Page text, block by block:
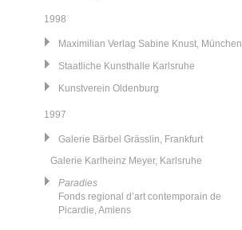
1998
Maximilian Verlag Sabine Knust, München
Staatliche Kunsthalle Karlsruhe
Kunstverein Oldenburg
1997
Galerie Bärbel Grässlin, Frankfurt
Galerie Karlheinz Meyer, Karlsruhe
Paradies
Fonds regional d’art contemporain de
Picardie, Amiens